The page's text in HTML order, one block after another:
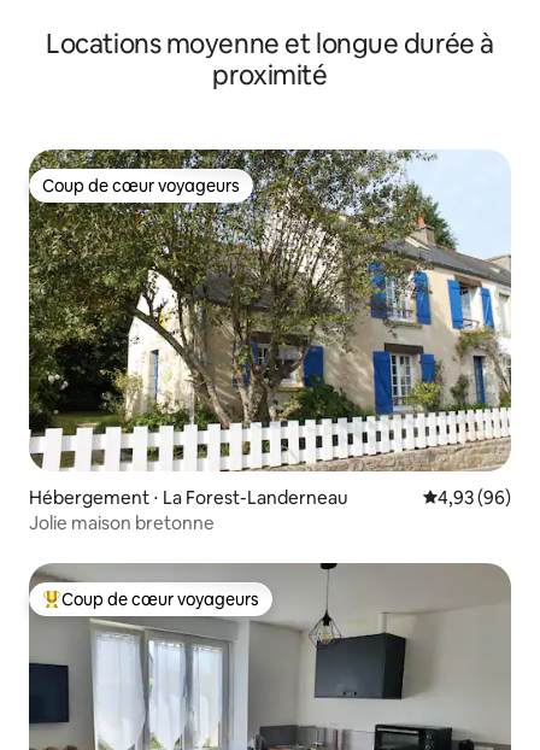
Locations moyenne et longue durée à
proximité
Coup de cœur voyageurs
Coup de cœur voyageurs
Hébergement ⋅ La Forest-Landerneau Évaluation
4,93 (96)
Jolie maison bretonne
Coups de cœur voyageurs les plus appréciés
Coup de cœur voyageurs